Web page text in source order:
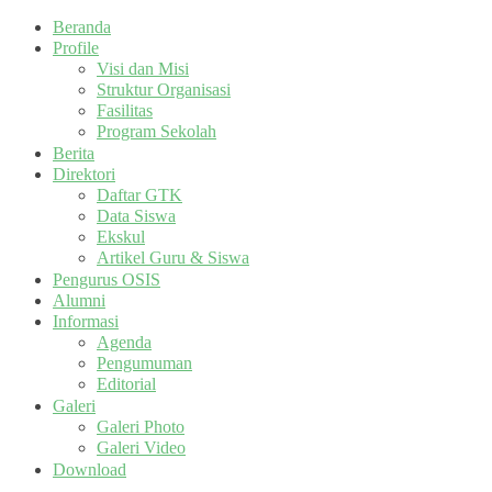
Beranda
Profile
Visi dan Misi
Struktur Organisasi
Fasilitas
Program Sekolah
Berita
Direktori
Daftar GTK
Data Siswa
Ekskul
Artikel Guru & Siswa
Pengurus OSIS
Alumni
Informasi
Agenda
Pengumuman
Editorial
Galeri
Galeri Photo
Galeri Video
Download